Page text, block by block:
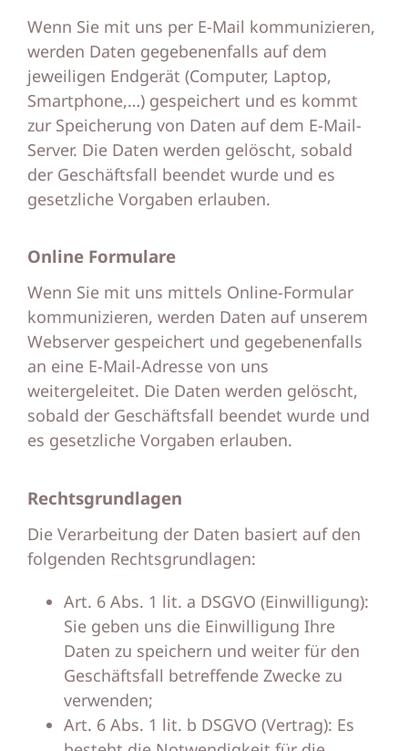
Wenn Sie mit uns per E-Mail kommunizieren,
werden Daten gegebenenfalls auf dem
jeweiligen Endgerät (Computer, Laptop,
Smartphone,…) gespeichert und es kommt
zur Speicherung von Daten auf dem E-Mail-
Server. Die Daten werden gelöscht, sobald
der Geschäftsfall beendet wurde und es
gesetzliche Vorgaben erlauben.
Online Formulare
Wenn Sie mit uns mittels Online-Formular
kommunizieren, werden Daten auf unserem
Webserver gespeichert und gegebenenfalls
an eine E-Mail-Adresse von uns
weitergeleitet. Die Daten werden gelöscht,
sobald der Geschäftsfall beendet wurde und
es gesetzliche Vorgaben erlauben.
Rechtsgrundlagen
Die Verarbeitung der Daten basiert auf den
folgenden Rechtsgrundlagen:
Art. 6 Abs. 1 lit. a DSGVO (Einwilligung):
Sie geben uns die Einwilligung Ihre
Daten zu speichern und weiter für den
Geschäftsfall betreffende Zwecke zu
verwenden;
Art. 6 Abs. 1 lit. b DSGVO (Vertrag): Es